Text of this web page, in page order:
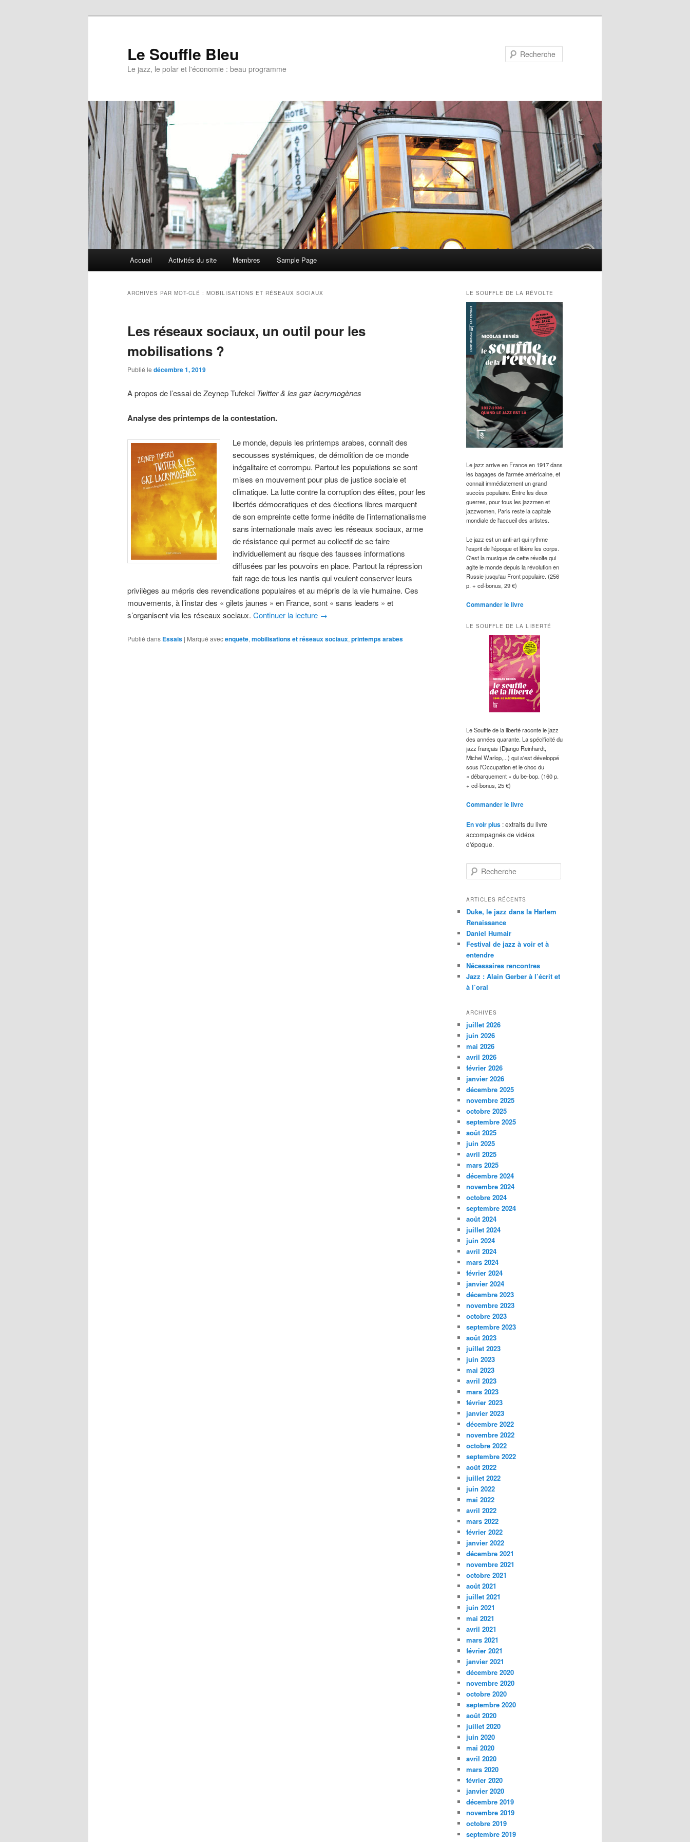
Le Souffle Bleu
Le jazz, le polar et l'économie : beau programme
Aller
principal
Aller
secondaire
Accueil Activités du site Membres Sample Page
ARCHIVES PAR MOT-CLÉ : MOBILISATIONS ET RÉSEAUX SOCIAUX
Les réseaux sociaux, un outil pour les
mobilisations ?
Publié le décembre 1, 2019
A propos de l’essai de Zeynep Tufekci Twitter & les gaz lacrymogènes
Analyse des printemps de la contestation.
Le monde, depuis les printemps arabes, connaît des
secousses systémiques, de démolition de ce monde
inégalitaire et corrompu. Partout les populations se sont
mises en mouvement pour plus de justice sociale et
climatique. La lutte contre la corruption des élites, pour les
libertés démocratiques et des élections libres marquent
de son empreinte cette forme inédite de l’internationalisme
sans internationale mais avec les réseaux sociaux, arme
de résistance qui permet au collectif de se faire
individuellement au risque des fausses informations
diffusées par les pouvoirs en place. Partout la répression
fait rage de tous les nantis qui veulent conserver leurs
privilèges au mépris des revendications populaires et au mépris de la vie humaine. Ces
mouvements, à l’instar des « gilets jaunes » en France, sont « sans leaders » et
s’organisent via les réseaux sociaux. Continuer la lecture →
Publié dans Essais | Marqué avecenquête, mobilisations et réseaux sociaux, printemps arabes
LE SOUFFLE DE LA RÉVOLTE
Le jazz arrive en France en 1917 dans
les bagages de l'armée américaine, et
connait immédiatement un grand
succès populaire. Entre les deux
guerres, pour tous les jazzmen et
jazzwomen, Paris reste la capitale
mondiale de l'accueil des artistes.
Le jazz est un anti-art qui rythme
l'esprit de l'époque et libère les corps.
C'est la musique de cette révolte qui
agite le monde depuis la révolution en
Russie jusqu'au Front populaire. (256
p. + cd-bonus, 29 €)
Commander le livre
LE SOUFFLE DE LA LIBERTÉ
Le Souffle de la liberté raconte le jazz
des années quarante. La spécificité du
jazz français (Django Reinhardt,
Michel Warlop,...) qui s'est développé
sous l'Occupation et le choc du
« débarquement » du be-bop. (160 p.
+ cd-bonus, 25 €)
Commander le livre
En voir plus : extraits du livre
accompagnés de vidéos
d'époque.
e
h
r
c
h
e
ARTICLES RÉCENTS
Duke, le jazz dans la Harlem
Renaissance
Daniel Humair
Festival de jazz à voir et à
entendre
Nécessaires rencontres
Jazz : Alain Gerber à l’écrit et
à l’oral
ARCHIVES
juillet 2026
juin 2026
mai 2026
avril 2026
février 2026
janvier 2026
décembre 2025
novembre 2025
octobre 2025
septembre 2025
août 2025
juin 2025
avril 2025
mars 2025
décembre 2024
novembre 2024
octobre 2024
septembre 2024
août 2024
juillet 2024
juin 2024
avril 2024
mars 2024
février 2024
janvier 2024
décembre 2023
novembre 2023
octobre 2023
septembre 2023
août 2023
juillet 2023
juin 2023
mai 2023
avril 2023
mars 2023
février 2023
janvier 2023
décembre 2022
novembre 2022
octobre 2022
septembre 2022
août 2022
juillet 2022
juin 2022
mai 2022
avril 2022
mars 2022
février 2022
janvier 2022
décembre 2021
novembre 2021
octobre 2021
août 2021
juillet 2021
juin 2021
mai 2021
avril 2021
mars 2021
février 2021
janvier 2021
décembre 2020
novembre 2020
octobre 2020
septembre 2020
août 2020
juillet 2020
juin 2020
mai 2020
avril 2020
mars 2020
février 2020
janvier 2020
décembre 2019
novembre 2019
octobre 2019
septembre 2019